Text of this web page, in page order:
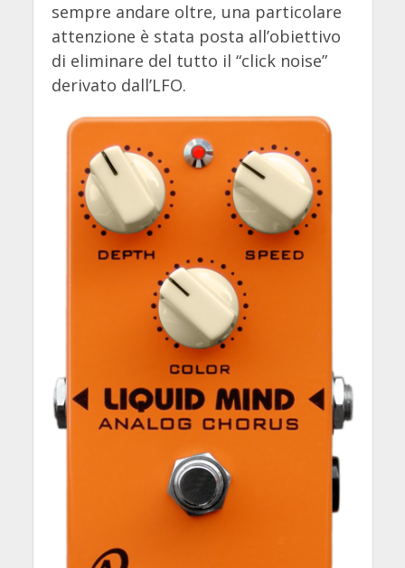
sempre andare oltre, una particolare
attenzione è stata posta all’obiettivo
di eliminare del tutto il “click noise”
derivato dall’LFO.